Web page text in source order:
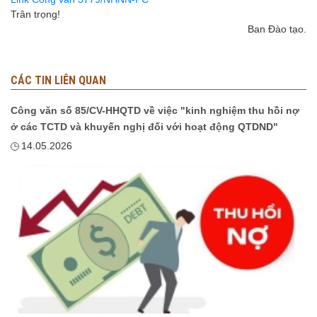
Trân trọng!
Ban Đào tạo.
CÁC TIN LIÊN QUAN
Công văn số 85/CV-HHQTD về việc "kinh nghiệm thu hồi nợ
ở các TCTD và khuyến nghị đối với hoạt động QTDND"
14.05.2026